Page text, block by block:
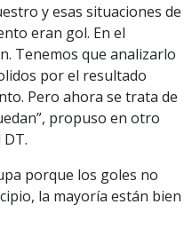
y esas situaciones de
eran gol. En el
Tenemos que analizarlo
por el resultado
Pero ahora se trata de
propuso en otro
porque los goles no
la mayoría están bien